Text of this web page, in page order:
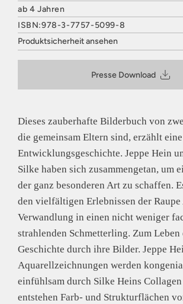
ab 4 Jahren
ISBN:978-3-7757-5099-8
Produktsicherheit ansehen
HATJE CANTZ VERLAG
Deutschland
Sicherheitshinweis entsprechend Art. 9
Presse Download
Dieses zauberhafte Bilderbuch von
die gemeinsam Eltern sind, erzählt
Entwicklungsgeschichte. Jeppe Hein
Silke haben sich zusammengetan, um
der ganz besonderen Art zu schaffen.
den vielfältigen Erlebnissen der
Verwandlung in einen nicht weniger
strahlenden Schmetterling. Zum Leben
Geschichte durch ihre Bilder. Jeppe
Aquarellzeichnungen werden
einfühlsam durch Silke Heins
entstehen Farb- und Strukturflächen